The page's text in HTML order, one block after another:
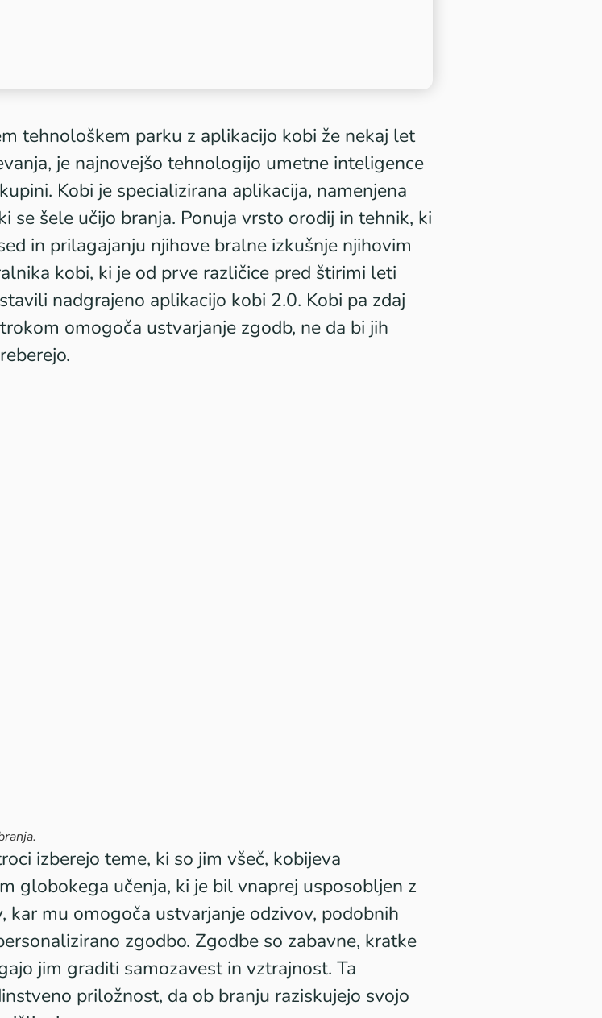
tehnološkem parku z aplikacijo kobi že nekaj let
je najnovejšo tehnologijo umetne inteligence
Kobi je specializirana aplikacija, namenjena
se šele učijo branja. Ponuja vrsto orodij in tehnik, ki
in prilagajanju njihove bralne izkušnje njihovim
kobi, ki je od prve različice pred štirimi leti
nadgrajeno aplikacijo kobi 2.0. Kobi pa zdaj
omogoča ustvarjanje zgodb, ne da bi jih
izberejo teme, ki so jim všeč, kobijeva
globokega učenja, ki je bil vnaprej usposobljen z
mu omogoča ustvarjanje odzivov, podobnih
zgodbo. Zgodbe so zabavne, kratke
jim graditi samozavest in vztrajnost. Ta
priložnost, da ob branju raziskujejo svojo